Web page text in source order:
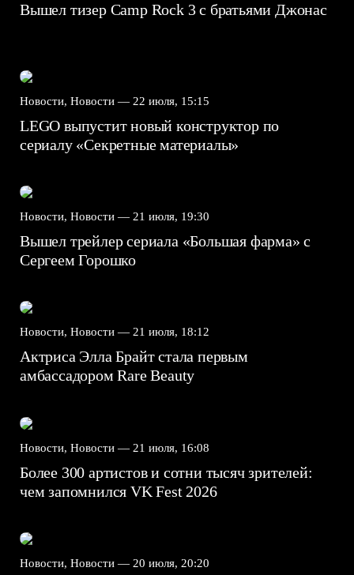
Вышел тизер Camp Rock 3 с братьями Джонас
Новости, Новости — 22 июля, 15:15
LEGO выпустит новый конструктор по
сериалу «Секретные материалы»
Новости, Новости — 21 июля, 19:30
Вышел трейлер сериала «Большая фарма» с
Сергеем Горошко
Новости, Новости — 21 июля, 18:12
Актриса Элла Брайт стала первым
амбассадором Rare Beauty
Новости, Новости — 21 июля, 16:08
Более 300 артистов и сотни тысяч зрителей:
чем запомнился VK Fest 2026
Новости, Новости — 20 июля, 20:20